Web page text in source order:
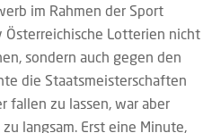
im Rahmen der Sport
Österreichische Lotterien nicht
sondern auch gegen den
die Staatsmeisterschaften
fallen zu lassen, war aber
langsam. Erst eine Minute,